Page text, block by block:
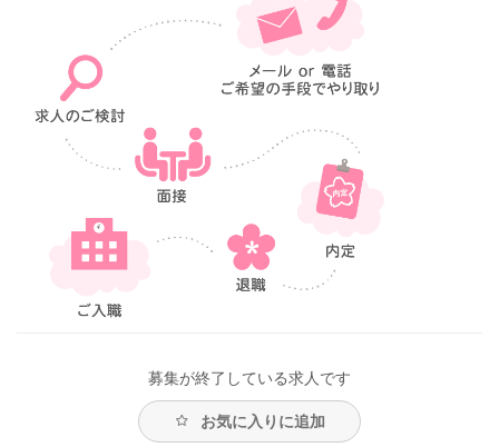
募集が終了している求人です
お気に入りに追加